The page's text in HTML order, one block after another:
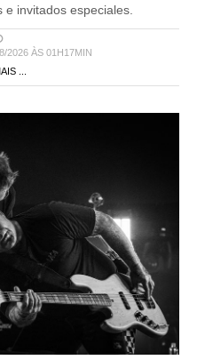
invitados especiales.
2026 ÀS 01H17MIN
...